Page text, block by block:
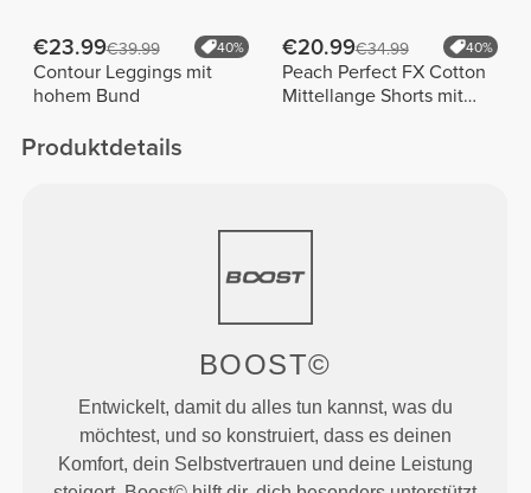
€23.99€39.99 40%
Contour Leggings mit
hohem Bund
€20.99€34.99 40%
Peach Perfect FX Cotton
Mittellange Shorts mit
Produktdetails
BOOST©
Entwickelt, damit du alles tun kannst, was du
möchtest, und so konstruiert, dass es deinen
Komfort, dein Selbstvertrauen und deine Leistung